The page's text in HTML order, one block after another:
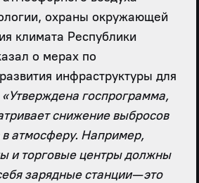
охраны окружающей
климата Республики
о мерах по
инфраструктуры для
«Утверждена госпрограмма,
снижение выбросов
атмосферу. Например,
и торговые центры должны
зарядные станции — это